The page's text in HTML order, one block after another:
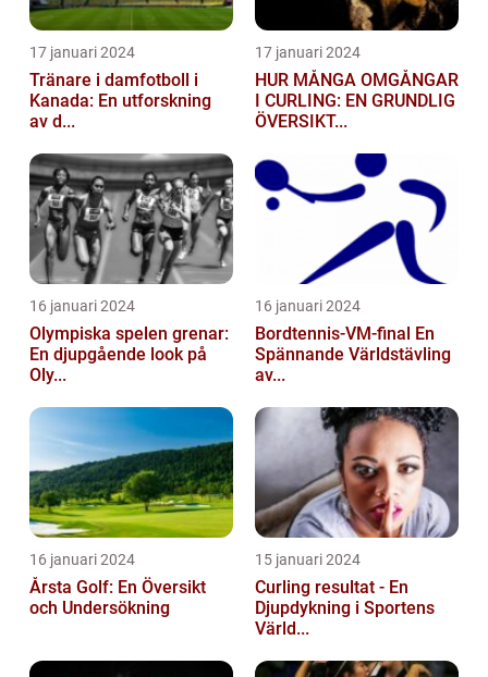
17 januari 2024
Tränare i damfotboll i
Kanada: En utforskning
av d...
17 januari 2024
HUR MÅNGA OMGÅNGAR
I CURLING: EN GRUNDLIG
ÖVERSIKT...
16 januari 2024
Olympiska spelen grenar:
En djupgående look på
Oly...
16 januari 2024
Bordtennis-VM-final En
Spännande Världstävling
av...
16 januari 2024
Årsta Golf: En Översikt
och Undersökning
15 januari 2024
Curling resultat - En
Djupdykning i Sportens
Värld...